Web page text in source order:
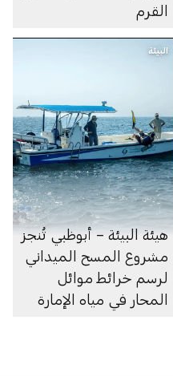
القرم
البيئة
هيئة البيئة – أبوظبي تُنجز
مشروع المسح الميداني
لرسم خرائط موائل
المحار في مياه الإمارة